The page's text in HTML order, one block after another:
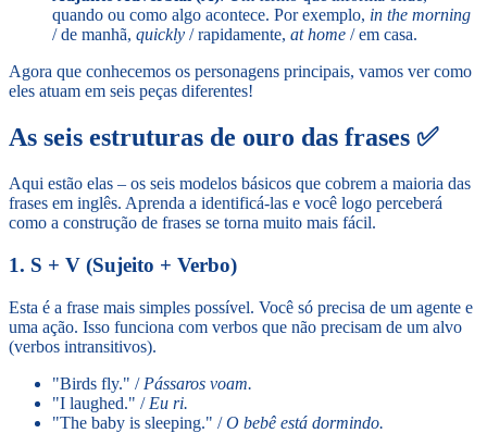
quando ou como algo acontece. Por exemplo, in the morning
/ de manhã, quickly / rapidamente, at home / em casa.
Agora que conhecemos os personagens principais, vamos ver como
eles atuam em seis peças diferentes!
As seis estruturas de ouro das frases ✅
Aqui estão elas – os seis modelos básicos que cobrem a maioria das
frases em inglês. Aprenda a identificá-las e você logo perceberá
como a construção de frases se torna muito mais fácil.
1. S + V (Sujeito + Verbo)
Esta é a frase mais simples possível. Você só precisa de um agente e
uma ação. Isso funciona com verbos que não precisam de um alvo
(verbos intransitivos).
"Birds fly." / Pássaros voam.
"I laughed." / Eu ri.
"The baby is sleeping." /O bebê está dormindo.